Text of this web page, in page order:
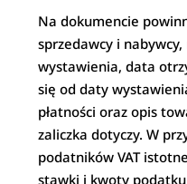
Na dokumencie
sprzedawcy i
wystawienia, data
się od daty
płatności oraz opis
zaliczka dotyczy. W
podatników VAT
stawki i kwoty